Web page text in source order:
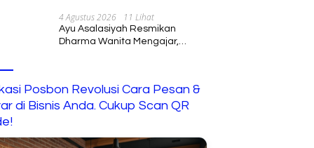
4 Agustus 2026 11 Lihat
Ayu Asalasiyah Resmikan
Dharma Wanita Mengajar,
Posbon Revolusi Cara Pesan &
di Bisnis Anda. Cukup Scan QR